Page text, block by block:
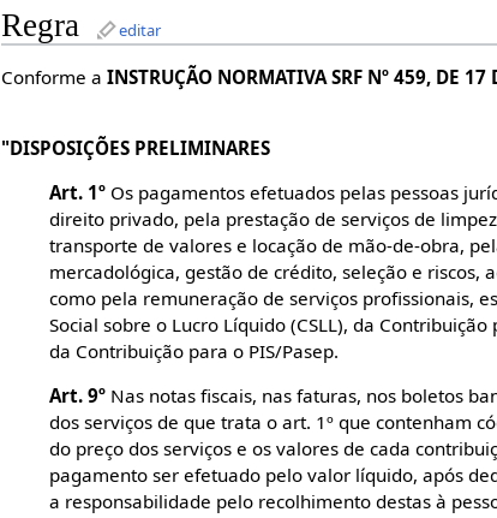
Regra editar
Conforme aINSTRUÇÃO NORMATIVA SRF Nº 459, DE 17
"DISPOSIÇÕES PRELIMINARES
Art. 1º Os pagamentos efetuados pelas pessoas
direito privado, pela prestação de serviços de
transporte de valores e locação de mão-de-obra,
mercadológica, gestão de crédito, seleção e riscos,
como pela remuneração de serviços profissionais,
Social sobre o Lucro Líquido (CSLL), da
da Contribuição para o PIS/Pasep.
Art. 9º Nas notas fiscais, nas faturas, nos boletos
dos serviços de que trata o art. 1º que contenham
do preço dos serviços e os valores de cada
pagamento ser efetuado pelo valor líquido, após
a responsabilidade pelo recolhimento destas à